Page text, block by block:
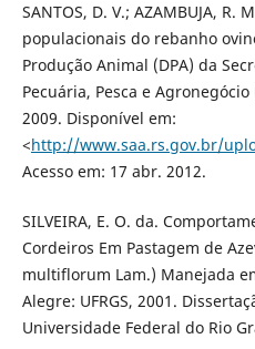
SANTOS, D. V.; AZAMBUJA, R.
populacionais do rebanho
Produção Animal (DPA) da
Pecuária, Pesca e Agronegócio
2009. Disponível em:
<http://www.saa.rs.gov.br/
Acesso em: 17 abr. 2012.
SILVEIRA, E. O. da.
Cordeiros Em Pastagem de
multiflorum Lam.) Manejada
Alegre: UFRGS, 2001.
Universidade Federal do Rio